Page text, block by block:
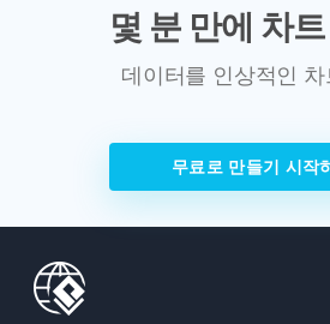
몇 분 만에 차
데이터를 인상적인
무료로 만들기 시작